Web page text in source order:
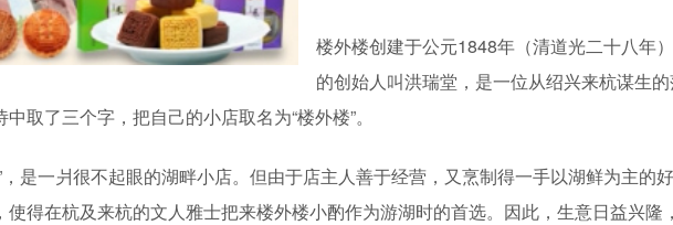
楼外楼创建于公元1848年（清道光二十八年
的创始人叫洪瑞堂，是一位从绍兴来杭谋生
取了三个字，把自己的小店取名为“楼外楼”。
是一爿很不起眼的湖畔小店。但由于店主人善于经营，又烹制得一手以湖鲜为主的
得在杭及来杭的文人雅士把来楼外楼小酌作为游湖时的首选。因此，生意日益兴隆